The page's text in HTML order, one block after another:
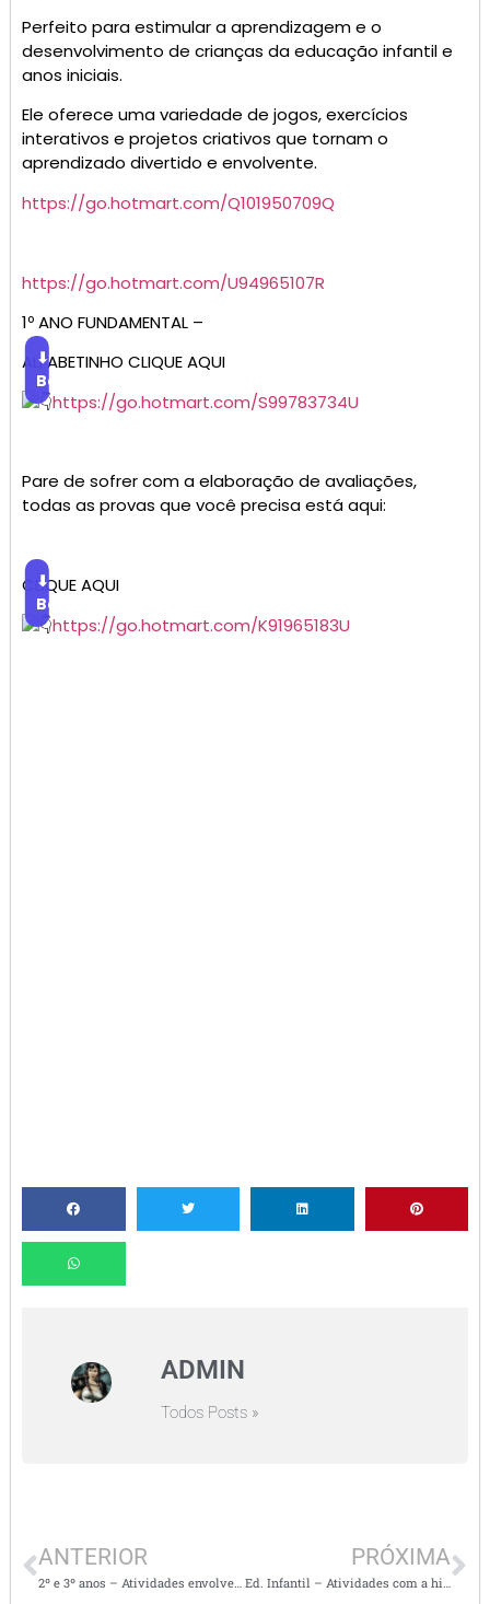
Perfeito para estimular a aprendizagem e o
desenvolvimento de crianças da educação infantil e
anos iniciais.
Ele oferece uma variedade de jogos, exercícios
interativos e projetos criativos que tornam o
aprendizado divertido e envolvente.
https://go.hotmart.com/Q101950709Q
https://go.hotmart.com/U94965107R
1º ANO FUNDAMENTAL –
ALFABETINHO CLIQUE AQUI
⬇
Baixar
https://go.hotmart.com/S99783734U
Pare de sofrer com a elaboração de avaliações,
todas as provas que você precisa está aqui:
CLIQUE AQUI
⬇
Baixar
https://go.hotmart.com/K91965183U
ADMIN
Todos Posts »
ANTERIOR
2º e 3º anos – Atividades envolvendo divisões e situações problema
PRÓXIMA
Ed. Infantil – Atividades com a história João e o Pé de Feijão e letra W